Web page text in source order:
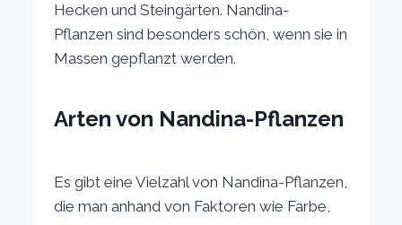
Hecken und Steingärten. Nandina-
Pflanzen sind besonders schön, wenn sie in
Massen gepflanzt werden.
Arten von Nandina-Pflanzen
Es gibt eine Vielzahl von Nandina-Pflanzen,
die man anhand von Faktoren wie Farbe,